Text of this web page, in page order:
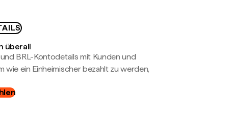
überall
und BRL-Kontodetails mit Kunden und
wie ein Einheimischer bezahlt zu werden,